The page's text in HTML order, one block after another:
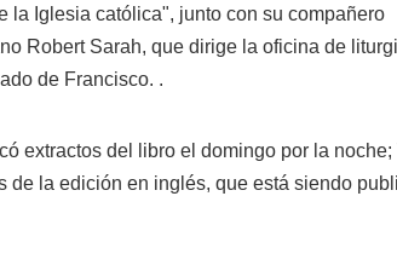
la Iglesia católica", junto con su compañero
Robert Sarah, que dirige la oficina de
de Francisco. .
extractos del libro el domingo por la noche;
de la edición en inglés, que está siendo